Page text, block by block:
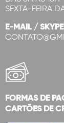
SEXTA-FEIRA
E-MAIL /
FORMAS DE
CARTÕES DE